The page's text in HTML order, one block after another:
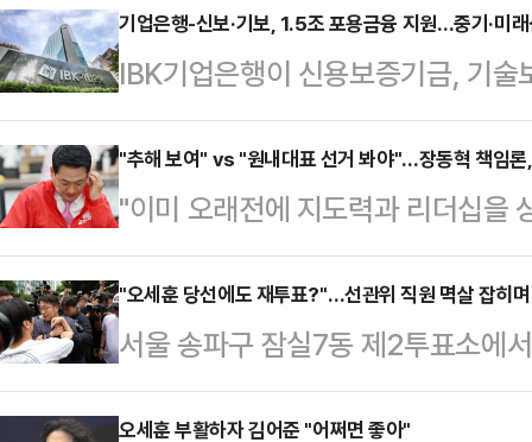
기업은행-신보·기보, 1.5조 포용금융 지원…중기·미
IBK기업은행이 신용보증기금, 기
모의 포용·생산적 금융 지원에 나
증기금과 '포용 및 생산적 금융 확
총 1조5000억원 규모의 금융지원
책 사각지대에 놓인 중소기업과 미
원을 확대하기 위한 것으로, 포용
나눠 운영된다.포용금융은 소기업,
장비 기업, 사업…
"추해 보여" vs "원내대표 선거 봐야"…장동혁 책임론
"이미 오래전에 지도력과 리더십을
고 덤비다가 이렇게 암담한 상황을
성적표를 받아 든 4일, 국민의힘 한
힘 대표를 향해 이같이 말했다. 지
중 4곳을 지키는 데 그치자 장 대표
"오세훈 당선에도 재투표?"…선관위 직원 멱살 잡히
서울 송파구 잠실7동 제2투표소에
운데, 현장을 찾은 선거관리위원회
오세훈 부활하자 김어준 "어쩌면 좋아"